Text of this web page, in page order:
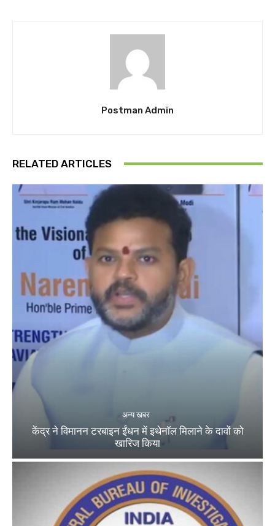
Postman Admin
RELATED ARTICLES
अन्य खबर
केंद्र ने विमानन टरबाइन ईंधन में इथेनॉल मिलाने के दावों को
खारिज किया